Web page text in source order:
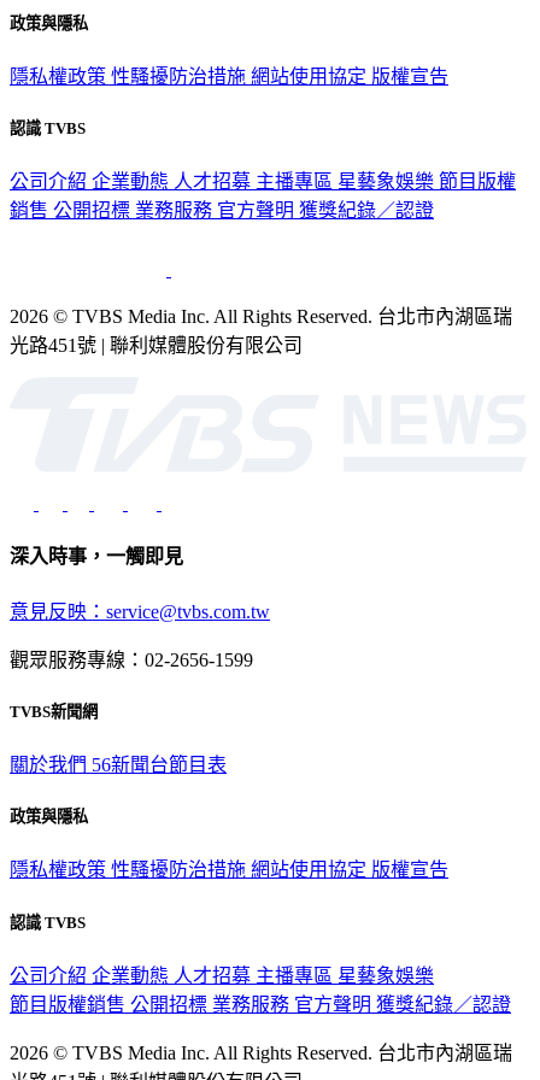
政策與隱私
隱私權政策 性騷擾防治措施 網站使用協定 版權宣告
認識 TVBS
公司介紹 企業動態 人才招募 主播專區 星藝象娛樂 節目版權
銷售 公開招標 業務服務 官方聲明 獲獎紀錄／認證
2026 © TVBS Media Inc. All Rights Reserved. 台北市內湖區瑞
光路451號 | 聯利媒體股份有限公司
深入時事，一觸即見
意見反映：service@tvbs.com.tw
觀眾服務專線：02-2656-1599
TVBS新聞網
關於我們 56新聞台節目表
政策與隱私
隱私權政策 性騷擾防治措施 網站使用協定 版權宣告
認識 TVBS
公司介紹 企業動態 人才招募 主播專區 星藝象娛樂
節目版權銷售 公開招標 業務服務 官方聲明 獲獎紀錄／認證
2026 © TVBS Media Inc. All Rights Reserved. 台北市內湖區瑞